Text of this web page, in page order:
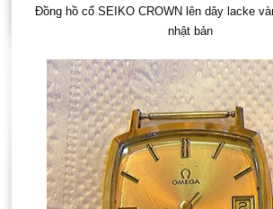
Đồng hồ cổ SEIKO CROWN lên dây lacke
nhật bản